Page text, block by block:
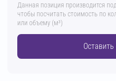
Данная позиция производится
чтобы посчитать стоимость по
или объему (м³)
Оставить